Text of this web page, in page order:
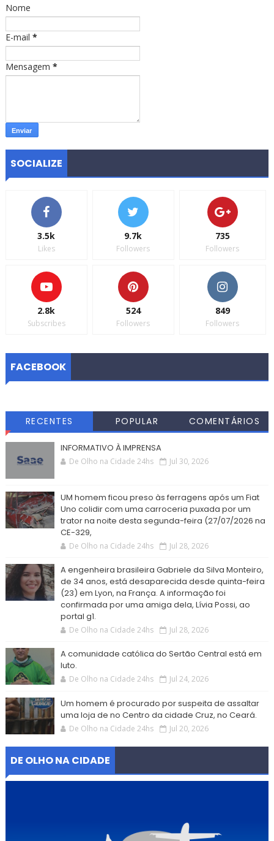
Nome
E-mail *
Mensagem *
SOCIALIZE
3.5k
Likes
9.7k
Followers
735
Followers
2.8k
Subscribes
524
Followers
849
Followers
FACEBOOK
RECENTES POPULAR COMENTÁRIOS
INFORMATIVO À IMPRENSA
De Olho na Cidade 24hs Jul 30, 2026
UM homem ficou preso às ferragens após um Fiat
Uno colidir com uma carroceria puxada por um
trator na noite desta segunda-feira (27/07/2026 na
CE-329,
De Olho na Cidade 24hs Jul 28, 2026
A engenheira brasileira Gabriele da Silva Monteiro,
de 34 anos, está desaparecida desde quinta-feira
(23) em Lyon, na França. A informação foi
confirmada por uma amiga dela, Lívia Possi, ao
portal g1.
De Olho na Cidade 24hs Jul 28, 2026
A comunidade católica do Sertão Central está em
luto.
De Olho na Cidade 24hs Jul 24, 2026
Um homem é procurado por suspeita de assaltar
uma loja de no Centro da cidade Cruz, no Ceará.
De Olho na Cidade 24hs Jul 20, 2026
DE OLHO NA CIDADE